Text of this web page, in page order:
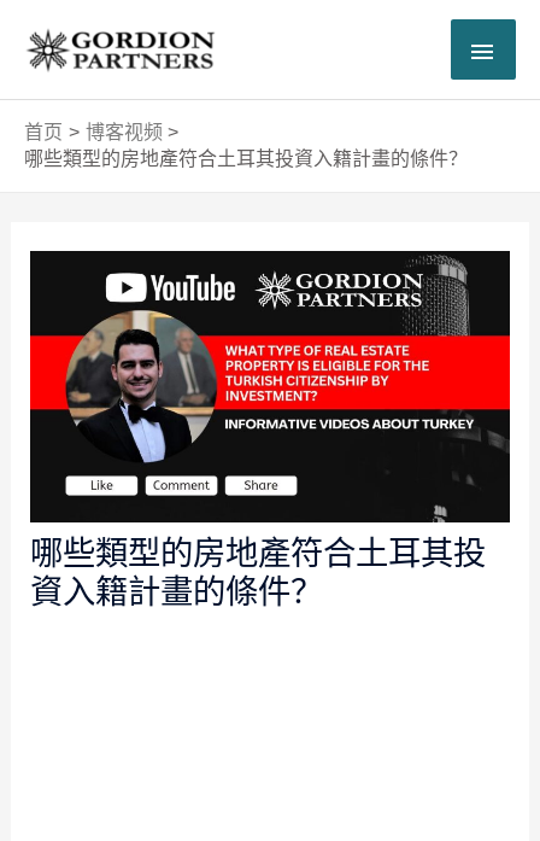
容
主
菜
首页
博客视频
哪些類型的房地產符合土耳其投資入籍計畫的條件？
哪些類型的房地產符合土耳其投
資入籍計畫的條件？